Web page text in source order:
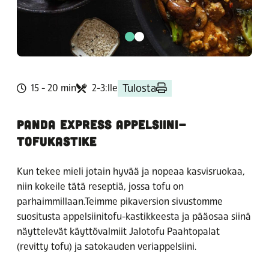
15 - 20 min 2-3:lle Tulosta
PANDA EXPRESS APPELSIINI-
TOFUKASTIKE
Kun tekee mieli jotain hyvää ja nopeaa kasvisruokaa,
niin kokeile tätä reseptiä, jossa tofu on
parhaimmillaan.Teimme pikaversion sivustomme
suositusta appelsiinitofu-kastikkeesta ja pääosaa siinä
näyttelevät käyttövalmiit Jalotofu Paahtopalat
(revitty tofu) ja satokauden veriappelsiini.